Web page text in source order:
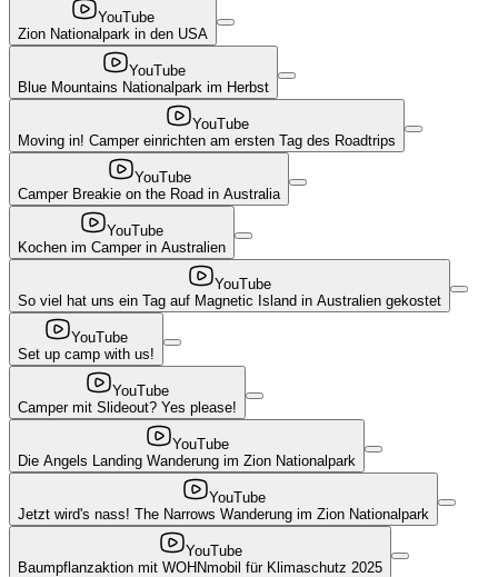
YouTube
Zion Nationalpark in den USA
YouTube
Blue Mountains Nationalpark im Herbst
YouTube
Moving in! Camper einrichten am ersten Tag des Roadtrips
YouTube
Camper Breakie on the Road in Australia
YouTube
Kochen im Camper in Australien
YouTube
So viel hat uns ein Tag auf Magnetic Island in Australien gekostet
YouTube
Set up camp with us!
YouTube
Camper mit Slideout? Yes please!
YouTube
Die Angels Landing Wanderung im Zion Nationalpark
YouTube
Jetzt wird's nass! The Narrows Wanderung im Zion Nationalpark
YouTube
Baumpflanzaktion mit WOHNmobil für Klimaschutz 2025